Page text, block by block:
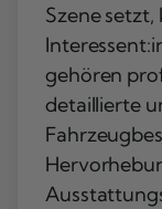
Szene
gehören
detaillierte